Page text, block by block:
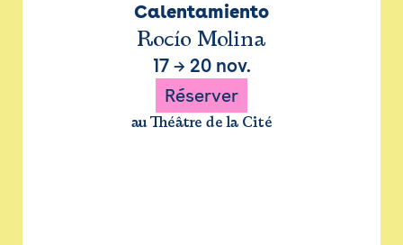
Calentamiento
Rocío Molina
17→ 20 nov.
Réserver
au Théâtre de la Cité